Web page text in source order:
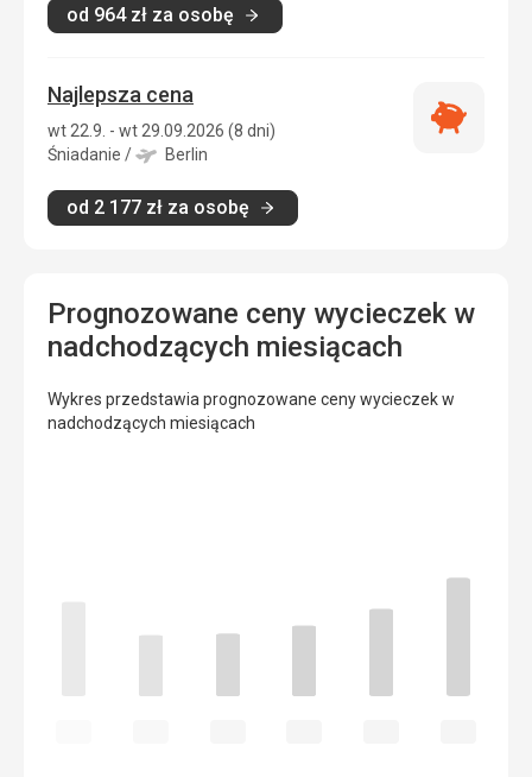
od 964 zł za osobę
Najlepsza cena
wt 22.9. - wt 29.09.2026 (8 dni)
Śniadanie / Berlin
od 2 177 zł za osobę
Najlepsza
Prognozowane ceny wycieczek w
nadchodzących miesiącach
Wykres przedstawia prognozowane ceny wycieczek w
nadchodzących miesiącach